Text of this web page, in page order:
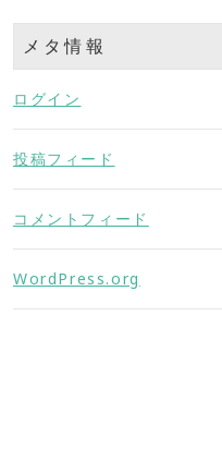
メタ情報
ログイン
投稿フィード
コメントフィード
WordPress.org